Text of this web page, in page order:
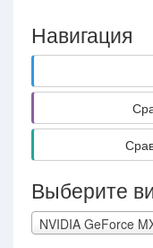
Навигация
Выберите
NVIDIA GeForce